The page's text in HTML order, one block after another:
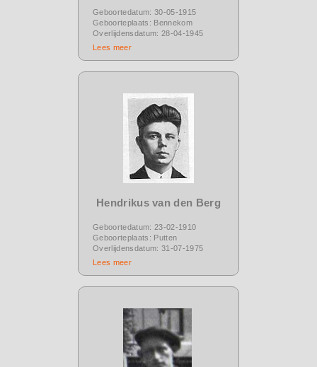
Geboortedatum: 30-05-1915
Geboorteplaats: Bennekom
Overlijdensdatum: 28-04-1945
Lees meer
Hendrikus van den Berg
Geboortedatum: 23-02-1910
Geboorteplaats: Putten
Overlijdensdatum: 31-07-1975
Lees meer